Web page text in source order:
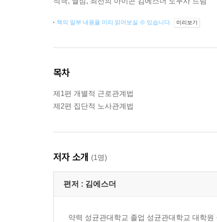
책의 일부 내용을 미리 읽어보실 수 있습니다. 미리보기
목차
제1편 개별적 근로관계법
제2편 집단적 노사관계법
저자 소개 (1명)
편저 : 김에스더
약력 성균관대학교 졸업 성균관대학교 대학